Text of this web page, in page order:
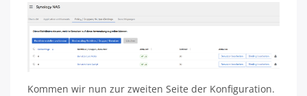
Kommen wir nun zur zweiten Seite der Konfiguration.